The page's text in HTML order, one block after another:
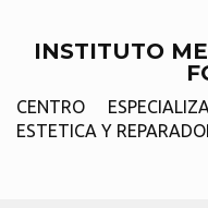
INSTITUTO
CENTRO
ESTETICA Y